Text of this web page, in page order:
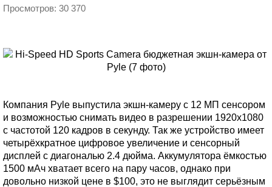
Просмотров: 30 370
Компания Pyle выпустила экшн-камеру с 12 МП сенсором
и возможностью снимать видео в разрешении 1920х1080
с частотой 120 кадров в секунду. Так же устройство имеет
четырёхкратное цифровое увеличение и сенсорный
дисплей с диагональю 2.4 дюйма. Аккумулятора ёмкостью
1500 мАч хватает всего на пару часов, однако при
довольно низкой цене в $100, это не выглядит серьёзным